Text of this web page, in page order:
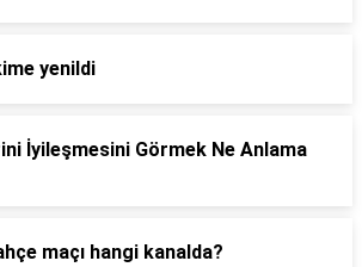
yenildi
İyileşmesini Görmek Ne Anlama
maçı hangi kanalda?